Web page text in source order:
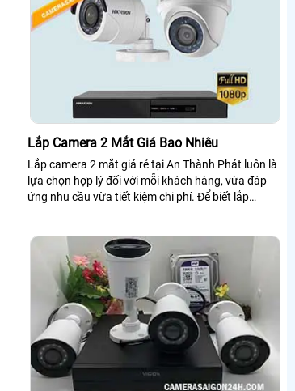
Lắp Camera 2 Mắt Giá Bao Nhiêu
Lắp camera 2 mắt giá rẻ tại An Thành Phát luôn là
lựa chọn hợp lý đối với mỗi khách hàng, vừa đáp
ứng nhu cầu vừa tiết kiệm chi phí. Để biết lắp
dây!